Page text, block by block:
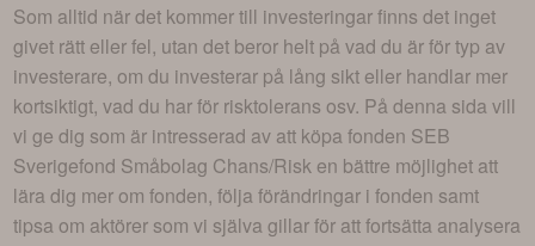
Som alltid när det kommer till investeringar finns det inget
givet rätt eller fel, utan det beror helt på vad du är för typ av
investerare, om du investerar på lång sikt eller handlar mer
kortsiktigt, vad du har för risktolerans osv. På denna sida vill
vi ge dig som är intresserad av att köpa fonden SEB
Sverigefond Småbolag Chans/Risk en bättre möjlighet att
lära dig mer om fonden, följa förändringar i fonden samt
tipsa om aktörer som vi själva gillar för att fortsätta analysera